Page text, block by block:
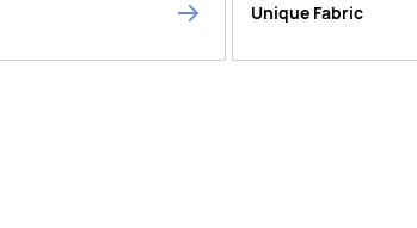
Unique Fabric